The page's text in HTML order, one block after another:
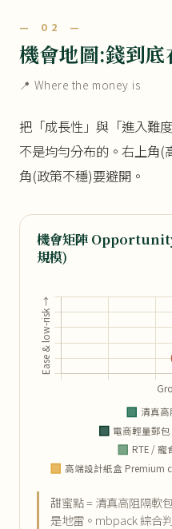
— 02 —
機會地圖:錢到底
📍 Where the money is
把「成長性」與「進入難
不是均勻分布的。右上角(
角(政策不穩)要避開。
機會矩陣
規模)
甜蜜點 = 清真高阻隔軟
是地雷。mbpack 綜合